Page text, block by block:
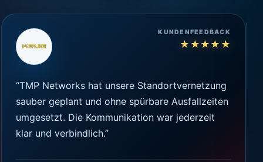
KUNDENFEEDBACK
★ ★★★ ★
“TMP Networks hat unsere Standortvernetzung
sauber geplant und ohne spürbare Ausfallzeiten
umgesetzt. Die Kommunikation war jederzeit
klar und verbindlich.”